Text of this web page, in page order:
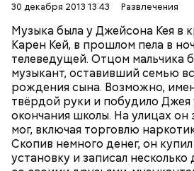
30 декабря 2013 13:43 Развлечения
Музыка была у Джейсона Кея в
Карен Кей, в прошлом пела в
телеведущей. Отцом мальчика
музыкант, оставивший семью
рождения сына. Возможно,
твёрдой руки и побудило Джея
окончания школы. На улицах он
мог, включая торговлю
Скопив немного денег, он
установку и записал
Вторым альбомом, "The Return
Cowboy" (1994), группа
настоящим прорывом стала
Without Moving" 1996 года.
("Виртуальное безумие")
более тяжёлом стиле, а песня
Великобритании. Альбом
исполнен в традиционных для
и эйсид-джаз. Бешеной
предыдущего диска он не
всему миру в количестве
За выступлением на
Woodstock в 1999 году
перерыв, после которого
Odyssey"(2001), на котором
электронное звучание.
МУЗЫКА